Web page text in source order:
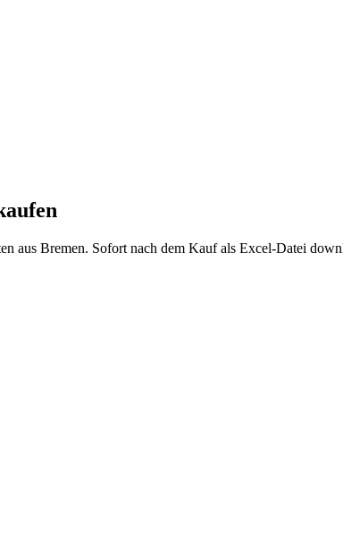
aus Bremen. Sofort nach dem Kauf als Excel-Datei